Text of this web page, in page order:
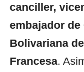
canciller,
embajador
Bolivariana
Francesa.